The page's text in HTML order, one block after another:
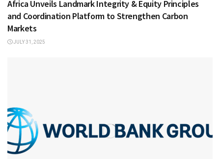
Africa Unveils Landmark Integrity & Equity Principles
and Coordination Platform to Strengthen Carbon
Markets
JULY 31, 2025